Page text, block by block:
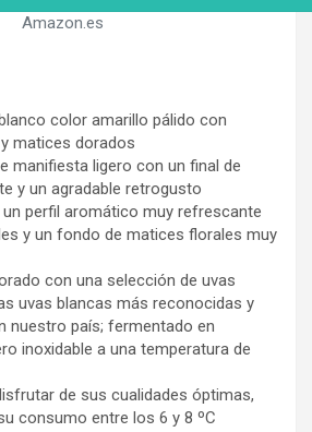
Amazon.es
color amarillo pálido con
matices dorados
manifiesta ligero con un final de
y un agradable retrogusto
perfil aromático muy refrescante
y un fondo de matices florales muy
con una selección de uvas
uvas blancas más reconocidas y
nuestro país; fermentado en
inoxidable a una temperatura de
de sus cualidades óptimas,
consumo entre los 6 y 8 ºC